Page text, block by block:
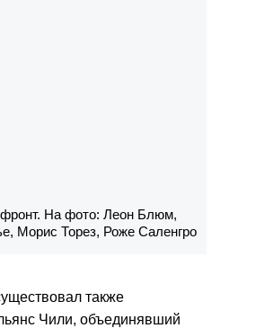
На фото: Леон Блюм,
Морис Торез, Роже Саленгро
также
Чили, объединявший